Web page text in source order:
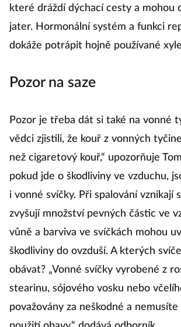
které dráždí dýchací cesty a mohou
jater. Hormonální systém a funkci
dokáže potrápit hojně používané
Pozor na saze
Pozor je třeba dát si také na vonné
vědci zjistili, že kouř z vonných
než cigaretový kouř,“ upozorňuje
pokud jde o škodliviny ve vzduchu,
i vonné svíčky. Při spalování vznikají
zvyšují množství pevných částic ve
vůně a barviva ve svíčkách mohou
škodliviny do ovzduší. A kterých
obávat? „Vonné svíčky vyrobené z
stearinu, sójového vosku nebo
považovány za neškodné a